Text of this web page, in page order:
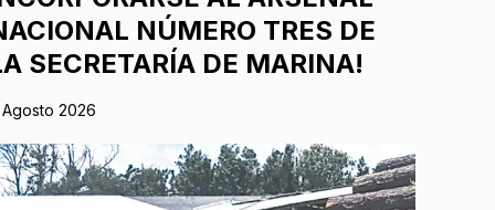
NÚMERO TRES DE
SECRETARÍA DE MARINA!
2026